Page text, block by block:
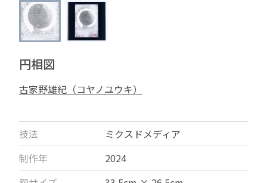
円相図
古家野雄紀（コヤノユウキ）
技法
ミクスドメディア
制作年
2024